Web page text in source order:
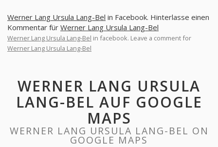
Werner Lang Ursula Lang-Bel in Facebook. Hinterlasse einen
Kommentar für Werner Lang Ursula Lang-Bel
Werner Lang Ursula Lang-Bel in facebook. Leave a comment for
Werner Lang Ursula Lang-Bel
WERNER LANG URSULA
LANG-BEL AUF GOOGLE
MAPS
WERNER LANG URSULA LANG-BEL ON
GOOGLE MAPS